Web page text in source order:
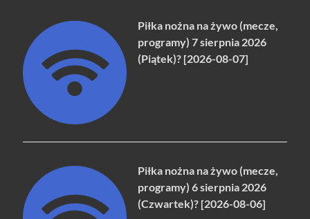
Piłka nożna na żywo (mecze,
programy) 7 sierpnia 2026
(Piątek)? [2026-08-07]
Piłka nożna na żywo (mecze,
programy) 6 sierpnia 2026
(Czwartek)? [2026-08-06]